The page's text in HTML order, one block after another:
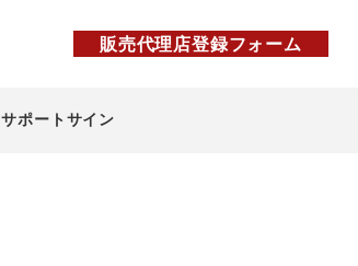
販売代理店登録フォーム
サポートサイン